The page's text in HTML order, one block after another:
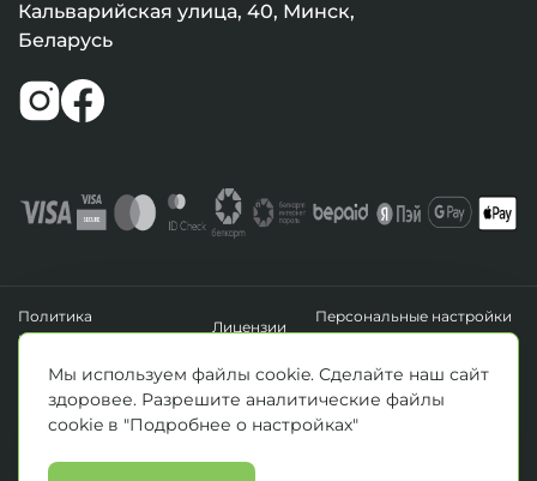
Кальварийская улица, 40, Минск,
Беларусь
Политика
конфиденциальности
Лицензии
Персональные настройки
файлов cookie
Зарегистрировано Минским горисполкомом 14.04.2020 г.
© Все права защищены 2026. ООО «Клиника Каскад»
Материалы, размещенные на данной странице, носят информационный
должны использовать их в качестве медицинских рекомендаций.
Мы используем файлы cookie. Сделайте наш сайт
здоровее. Разрешите аналитические файлы
cookie в "Подробнее о настройках"